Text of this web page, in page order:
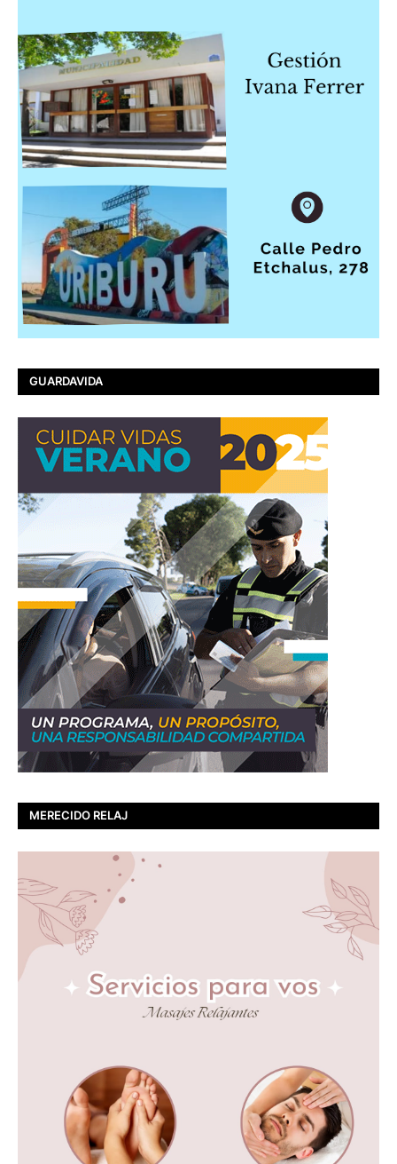
GUARDAVIDA
MERECIDO RELAJ